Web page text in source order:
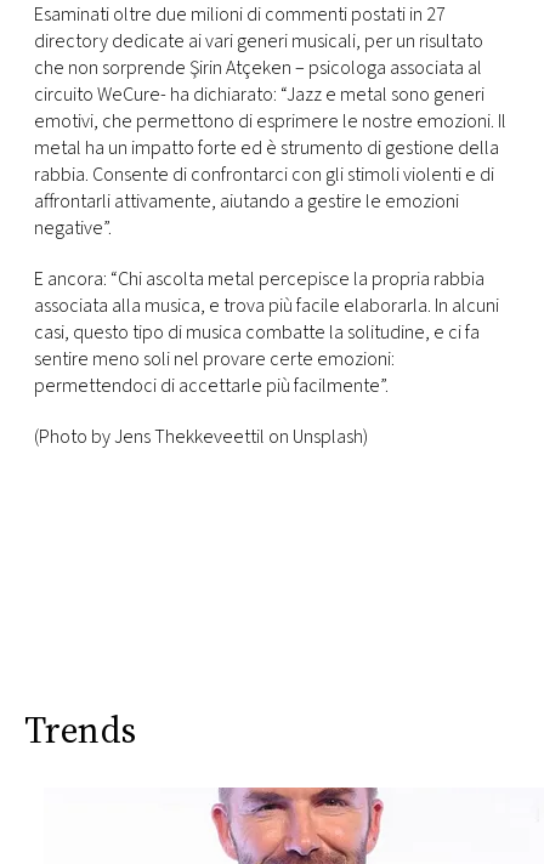
Esaminati oltre due milioni di commenti postati in 27
directory dedicate ai vari generi musicali, per un risultato
che non sorprende Şirin Atçeken – psicologa associata al
circuito WeCure- ha dichiarato: “Jazz e metal sono generi
emotivi, che permettono di esprimere le nostre emozioni. Il
metal ha un impatto forte ed è strumento di gestione della
rabbia. Consente di confrontarci con gli stimoli violenti e di
affrontarli attivamente, aiutando a gestire le emozioni
negative”.
E ancora: “Chi ascolta metal percepisce la propria rabbia
associata alla musica, e trova più facile elaborarla. In alcuni
casi, questo tipo di musica combatte la solitudine, e ci fa
sentire meno soli nel provare certe emozioni:
permettendoci di accettarle più facilmente”.
(Photo by Jens Thekkeveettil on Unsplash)
Trends